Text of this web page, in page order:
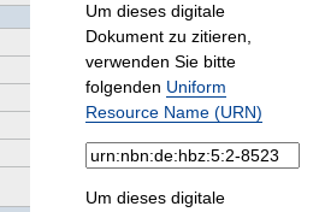
Um dieses digitale
Dokument zu zitieren,
verwenden Sie bitte
folgenden Uniform
Resource Name (URN)
Um dieses digitale